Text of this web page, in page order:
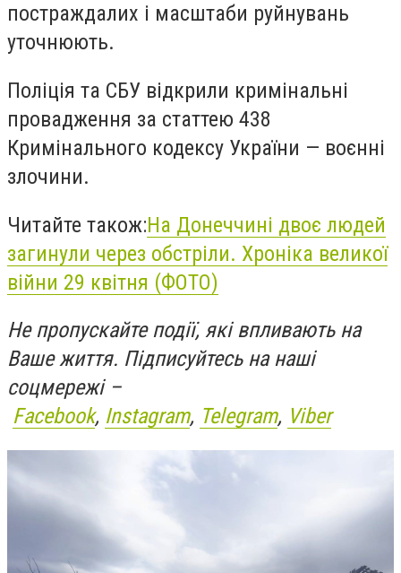
постраждалих і масштаби руйнувань
уточнюють.
Поліція та СБУ відкрили кримінальні
провадження за статтею 438
Кримінального кодексу України — воєнні
злочини.
Читайте також:На Донеччині двоє людей
загинули через обстріли. Хроніка великої
війни 29 квітня (ФОТО)
Не пропускайте події, які впливають на
Ваше життя. Підписуйтесь на наші
соцмережі –
Facebook, Instagram, Telegram, Viber